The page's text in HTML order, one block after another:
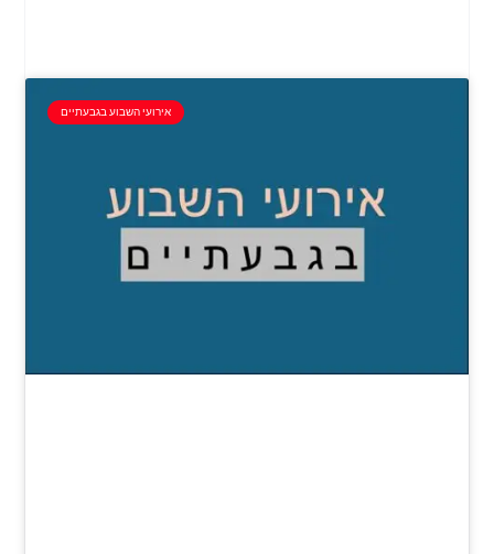
אירועי השבוע בגבעתיים